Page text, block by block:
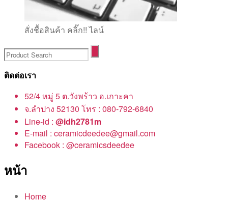
สั่งชื้อสินค้า คลิ๊ก!! ไลน์
ติดต่อเรา
52/4 หมู่ 5 ต.วังพร้าว อ.เกาะคา
จ.ลำปาง 52130 โทร : 080-792-6840
Line-id : @idh2781m
E-mail : ceramicdeedee@gmail.com
Facebook : @ceramicsdeedee
หน้า
Home